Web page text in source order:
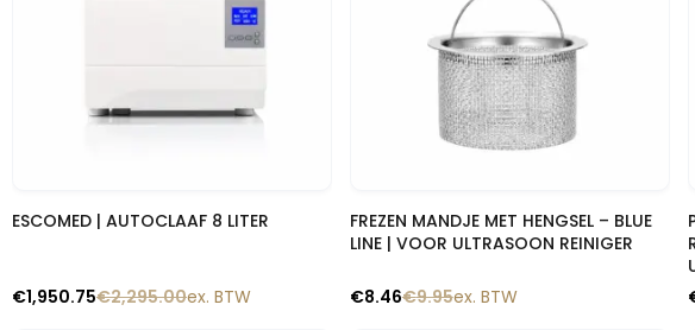
Snelle blik
ESCOMED | AUTOCLAAF 8 LITER
€2,295.00
€1,950.75 ex. BTW
Snelle blik
FREZEN MANDJE MET HENGSEL – BLUE
LINE | VOOR ULTRASOON REINIGER
€9.95
€8.46 ex. BTW